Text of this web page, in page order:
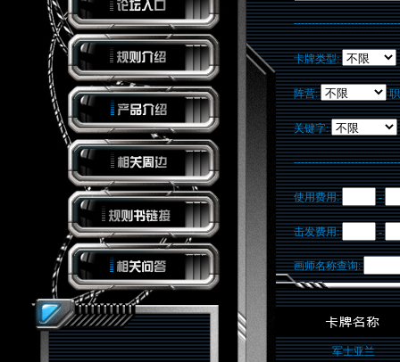
卡牌类型:
阵营:
关键字:
使用费用: -
击发费用: -
画师名称查询:
军士亚兰